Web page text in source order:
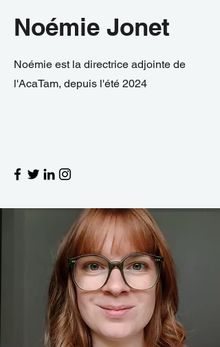
Noémie Jonet
Noémie est la directrice adjointe de
l'AcaTam, depuis l'été 2024